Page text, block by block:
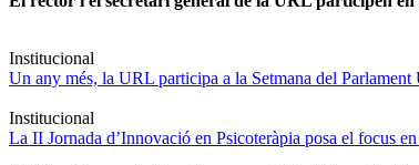
Institucional
Un any més, la URL participa a la Setmana del
Institucional
La II Jornada d’Innovació en Psicoteràpia posa el focus